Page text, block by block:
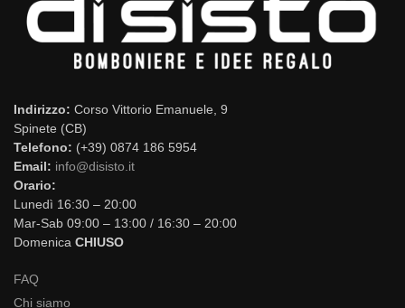
Indirizzo: Corso Vittorio Emanuele, 9
Spinete (CB)
Telefono: (+39) 0874 186 5954
Email: info@disisto.it
Orario:
Lunedì 16:30 – 20:00
Mar-Sab 09:00 – 13:00 / 16:30 – 20:00
Domenica CHIUSO
FAQ
Chi siamo